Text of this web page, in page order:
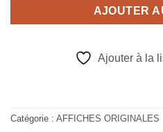
AJOUTER
Ajouter à la
Catégorie : AFFICHES ORIGINALES